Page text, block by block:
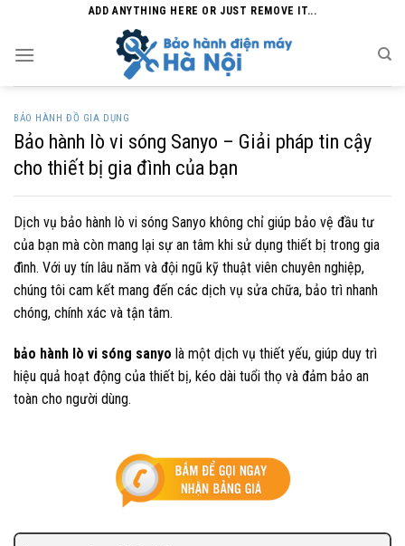
content
ADD ANYTHING HERE OR JUST REMOVE IT...
BẢO HÀNH ĐỒ GIA DỤNG
Bảo hành lò vi sóng Sanyo – Giải pháp tin cậy
cho thiết bị gia đình của bạn
Dịch vụ bảo hành lò vi sóng Sanyo không chỉ giúp bảo vệ đầu tư
của bạn mà còn mang lại sự an tâm khi sử dụng thiết bị trong gia
đình. Với uy tín lâu năm và đội ngũ kỹ thuật viên chuyên nghiệp,
chúng tôi cam kết mang đến các dịch vụ sửa chữa, bảo trì nhanh
chóng, chính xác và tận tâm.
bảo hành lò vi sóng sanyo là một dịch vụ thiết yếu, giúp duy trì
hiệu quả hoạt động của thiết bị, kéo dài tuổi thọ và đảm bảo an
toàn cho người dùng.